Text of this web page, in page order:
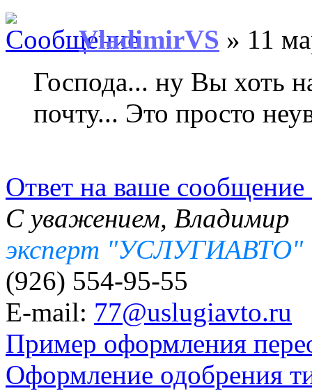
VladimirVS » 11
Господа... ну Вы хоть
почту... Это просто
Ответ на ваше сообщение
С уважением, Владимир
эксперт "УСЛУГИАВТО"
(926) 554-95-55
E-mail: 77@uslugiavto.ru
Пример оформления
Оформление одобрения